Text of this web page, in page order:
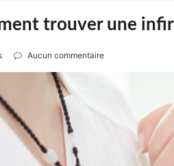
trouver une
Aucun commentaire